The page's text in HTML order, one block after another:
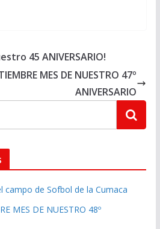
45 ANIVERSARIO!
MES DE NUESTRO 47º
ANIVERSARIO
campo de Sofbol de la Cumaca
MES DE NUESTRO 48º